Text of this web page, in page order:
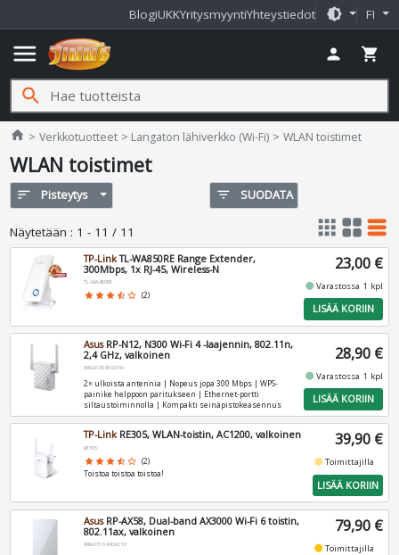
BlogiUKKYritysmyyntiYhteystiedot brightness_medium FI
menu person shopping_cart
search
home Jimms.fi
Verkkotuotteet Langaton lähiverkko (Wi-Fi) WLAN toistimet
WLAN toistimet
sort Pisteytys filter_list SUODATA
Näytetään : 1 - 11 / 11 apps grid_view table_rows
TP-LinkTL-WA850RE Range Extender,
300Mbps, 1x RJ-45, Wireless-N
TL-WA850RE
star star star star_half star_border (2)
23,00 €
fiber_manual_recordVarastossa 1 kpl
LISÄÄ KORIIN
AsusRP-N12, N300 Wi-Fi 4 -laajennin, 802.11n,
2,4 GHz, valkoinen
90IG01X0-BO2100
2× ulkoista antennia | Nopeus jopa 300 Mbps | WPS-
painike helppoon paritukseen | Ethernet-portti
siltaustoiminnolla | Kompakti seinäpistokeasennus
28,90 €
fiber_manual_recordVarastossa 1 kpl
LISÄÄ KORIIN
TP-LinkRE305, WLAN-toistin, AC1200, valkoinen
RE305
star star star star_half star_border (2)
Toistoa toistoa toistoa!
39,90 €
fiber_manual_recordToimittajilla
LISÄÄ KORIIN
AsusRP-AX58, Dual-band AX3000 Wi-Fi 6 toistin,
802.11ax, valkoinen
90IG07C0-MO0C10
79,90 €
fiber_manual_recordToimittajilla